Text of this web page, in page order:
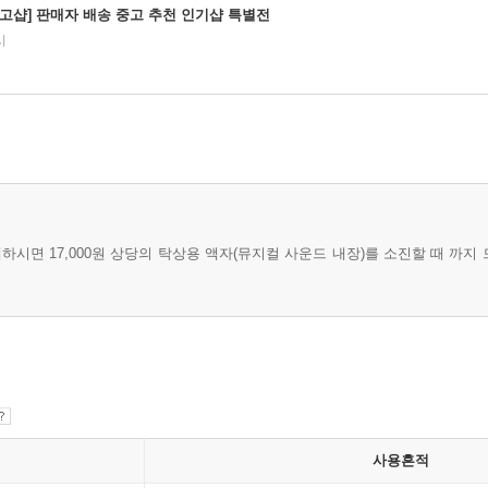
샵] 판매자 배송 중고 추천 인기샵 특별전
시면 17,000원 상당의 탁상용 액자(뮤지컬 사운드 내장)를 소진할 때 까지
사용흔적